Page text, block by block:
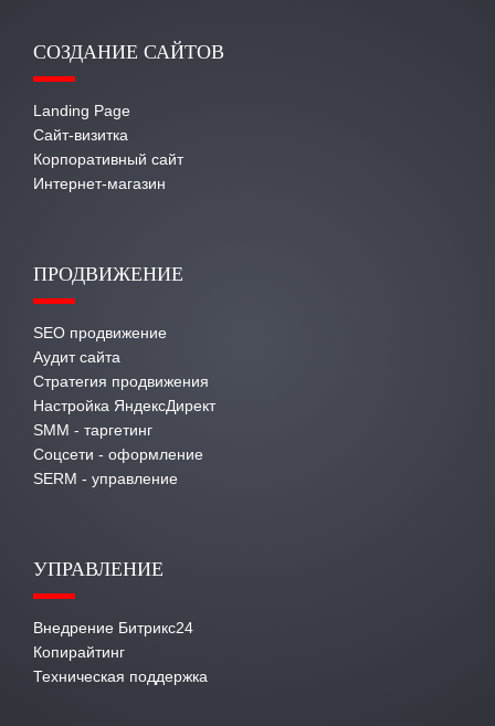
СОЗДАНИЕ САЙТОВ
Landing Page
Сайт-визитка
Корпоративный сайт
Интернет-магазин
ПРОДВИЖЕНИЕ
SEO продвижение
Аудит сайта
Стратегия продвижения
Настройка ЯндексДирект
SMM - таргетинг
Соцсети - оформление
SERM - управление
УПРАВЛЕНИЕ
Внедрение Битрикс24
Копирайтинг
Техническая поддержка